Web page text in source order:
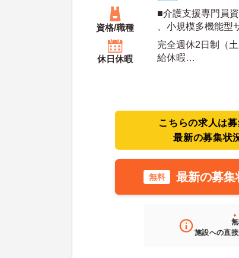
資格/職種
■介護支援専門員
、小規模多機能型
修受講済だと尚可
Ｔ限定可）
休日休暇
完全週休2日制（
給休暇
こちらの求人は募
最新の募集状
無料 最新の募集
施設への直